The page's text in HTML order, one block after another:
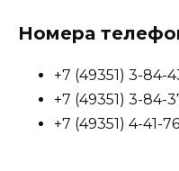
Номера
+7 (49351) 3-84-
+7 (49351) 3-84-
+7 (49351) 4-41-76